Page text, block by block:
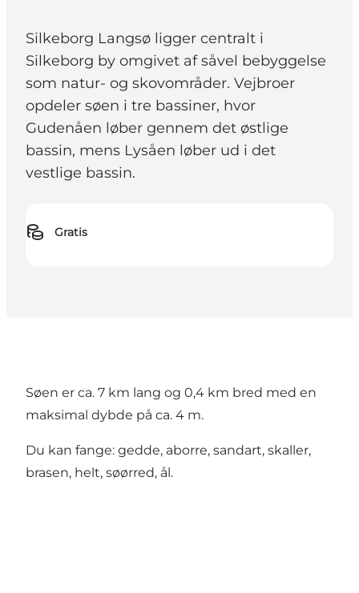
Silkeborg Langsø ligger centralt i
Silkeborg by omgivet af såvel bebyggelse
som natur- og skovområder. Vejbroer
opdeler søen i tre bassiner, hvor
Gudenåen løber gennem det østlige
bassin, mens Lysåen løber ud i det
vestlige bassin.
Gratis
Søen er ca. 7 km lang og 0,4 km bred med en
maksimal dybde på ca. 4 m.
Du kan fange: gedde, aborre, sandart, skaller,
brasen, helt, søørred, ål.